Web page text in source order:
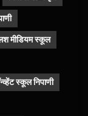
मीडियम स्कूल
स्कूल निपाणी